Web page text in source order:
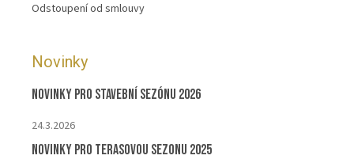
Odstoupení od smlouvy
Novinky
Novinky pro stavební sezónu 2026
24.3.2026
Novinky pro terasovou sezonu 2025